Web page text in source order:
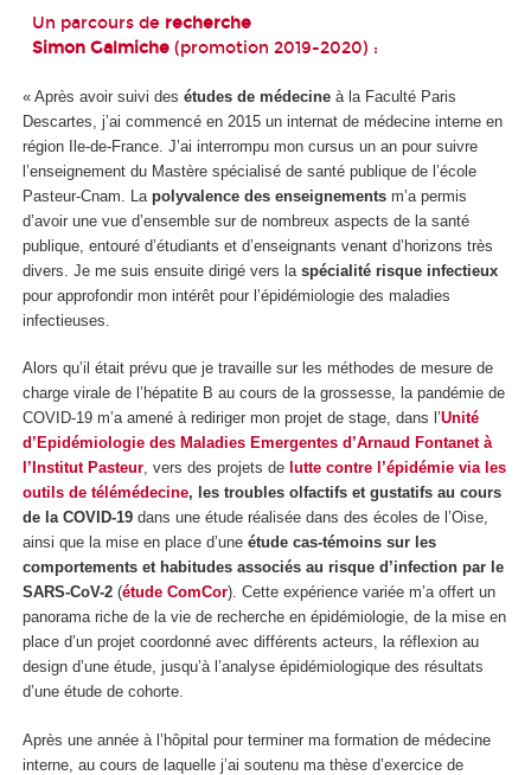
Un parcours de recherche
Simon Galmiche (promotion 2019-2020) :
« Après avoir suivi des études de médecine à la Faculté Paris
Descartes, j’ai commencé en 2015 un internat de médecine interne en
région Ile-de-France. J’ai interrompu mon cursus un an pour suivre
l’enseignement du Mastère spécialisé de santé publique de l’école
Pasteur-Cnam. La polyvalence des enseignements m’a permis
d’avoir une vue d’ensemble sur de nombreux aspects de la santé
publique, entouré d’étudiants et d’enseignants venant d’horizons très
divers. Je me suis ensuite dirigé vers la spécialité risque infectieux
pour approfondir mon intérêt pour l’épidémiologie des maladies
infectieuses.
Alors qu’il était prévu que je travaille sur les méthodes de mesure de
charge virale de l’hépatite B au cours de la grossesse, la pandémie de
COVID-19 m’a amené à rediriger mon projet de stage, dans l’Unité
d’Epidémiologie des Maladies Emergentes d’Arnaud Fontanet à
l’Institut Pasteur, vers des projets de lutte contre l’épidémie via les
outils de télémédecine, les troubles olfactifs et gustatifs au cours
de la COVID-19 dans une étude réalisée dans des écoles de l’Oise,
ainsi que la mise en place d’une étude cas-témoins sur les
comportements et habitudes associés au risque d’infection par le
SARS-CoV-2 (étude ComCor). Cette expérience variée m’a offert un
panorama riche de la vie de recherche en épidémiologie, de la mise en
place d’un projet coordonné avec différents acteurs, la réflexion au
design d’une étude, jusqu’à l’analyse épidémiologique des résultats
d’une étude de cohorte.
Après une année à l’hôpital pour terminer ma formation de médecine
interne, au cours de laquelle j’ai soutenu ma thèse d’exercice de